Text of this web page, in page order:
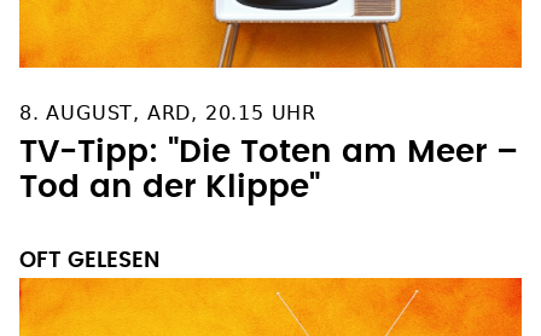
8. AUGUST, ARD, 20.15 UHR
TV-Tipp: "Die Toten am Meer –
Tod an der Klippe"
OFT GELESEN